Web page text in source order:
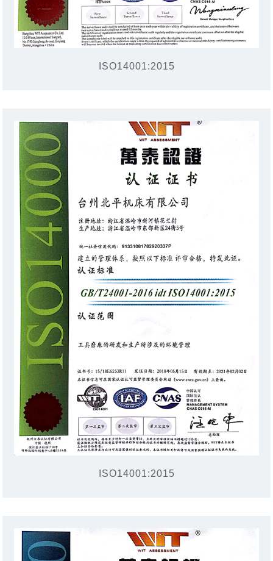
ISO14001:2015
ISO14001:2015